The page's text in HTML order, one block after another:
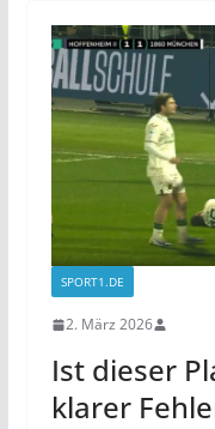
SPORT1.DE
2. März 2026
Ist dieser
klarer